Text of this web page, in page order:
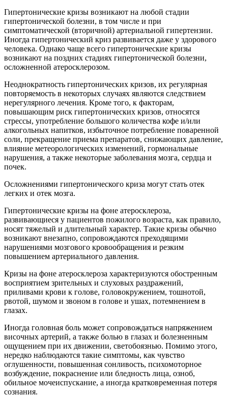
Гипертонические кризы возникают на любой стадии
гипертонической болезни, в том числе и при
симптоматической (вторичной) артериальной гипертензии.
Иногда гипертонический криз развивается даже у здорового
человека. Однако чаще всего гипертонические кризы
возникают на поздних стадиях гипертонической болезни,
осложненной атеросклерозом.
Неоднократность гипертонических кризов, их регулярная
повторяемость в некоторых случаях являются следствием
нерегулярного лечения. Кроме того, к факторам,
повышающим риск гипертонических кризов, относятся
стрессы, употребление большого количества кофе и/или
алкогольных напитков, избыточное потребление поваренной
соли, прекращение приема препаратов, снижающих давление,
влияние метеорологических изменений, гормональные
нарушения, а также некоторые заболевания мозга, сердца и
почек.
Осложнениями гипертонического криза могут стать отек
легких и отек мозга.
Гипертонические кризы на фоне атеросклероза,
развивающиеся у пациентов пожилого возраста, как правило,
носят тяжелый и длительный характер. Такие кризы обычно
возникают внезапно, сопровождаются преходящими
нарушениями мозгового кровообращения и резким
повышением артериального давления.
Кризы на фоне атеросклероза характеризуются обостренным
восприятием зрительных и слуховых раздражений,
приливами крови к голове, головокружением, тошнотой,
рвотой, шумом и звоном в голове и ушах, потемнением в
глазах.
Иногда головная боль может сопровождаться напряжением
височных артерий, а также болью в глазах и болезненным
ощущением при их движении, светобоязнью. Помимо этого,
нередко наблюдаются такие симптомы, как чувство
оглушенности, повышенная сонливость, психомоторное
возбуждение, покраснение или бледность лица, озноб,
обильное мочеиспускание, а иногда кратковременная потеря
сознания.